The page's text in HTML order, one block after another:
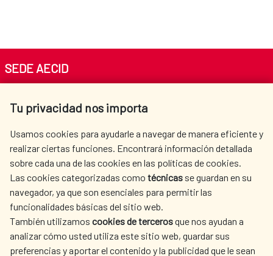
Tu privacidad nos importa
Usamos cookies para ayudarle a navegar de manera eficiente y
realizar ciertas funciones. Encontrará información detallada
sobre cada una de las cookies en las políticas de cookies.
Las cookies categorizadas como técnicas se guardan en su
navegador, ya que son esenciales para permitir las
funcionalidades básicas del sitio web.
También utilizamos cookies de tercerosque nos ayudan a
analizar cómo usted utiliza este sitio web, guardar sus
preferencias y aportar el contenido y la publicidad que le sean
SEDE AECID
Tel. +34 900 20 30 54​​​​​​​
AECID
WHERE DO WE COOPERATE?
SPANISH HUMANITARIAN
ACTION
PRESS ROOM
CULTURE AND SCIENCE LIBRARY